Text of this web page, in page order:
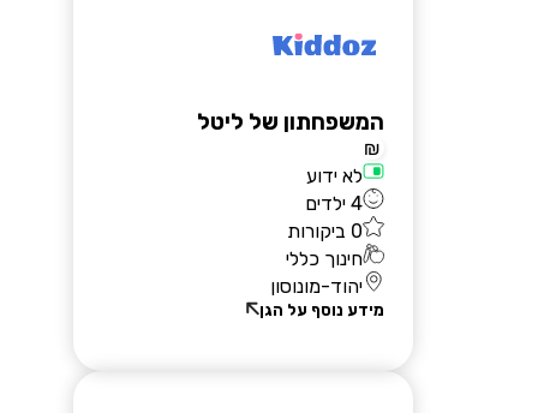
המשפחתון של ליטל
₪
לא ידוע
4 ילדים
0 ביקורות
חינוך כללי
יהוד-מונוסון
מידע נוסף על הגן